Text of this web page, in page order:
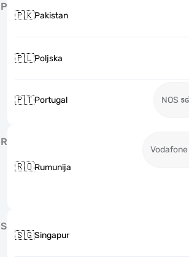
P
🇵🇰Pakistan
🇵🇱Poljska
🇵🇹Portugal NOS
R
🇷🇴Rumunija
Vodafone
S
🇸🇬Singapur